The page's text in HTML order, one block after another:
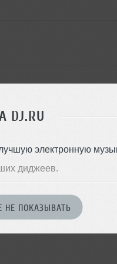
DJ.RU
электронную
диджеев.
НЕ ПОКАЗЫВАТЬ